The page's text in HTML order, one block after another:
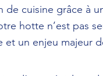
de cuisine grâce à
hotte n’est pas
un enjeu majeur